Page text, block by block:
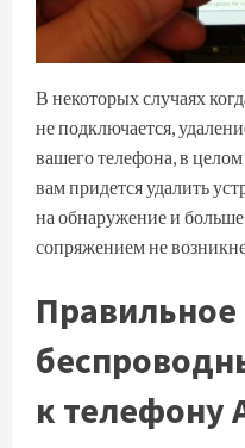
В некоторых случаях
не подключается,
вашего телефона, в
вам придется удалить
на обнаружение и
сопряжением не
к телефону